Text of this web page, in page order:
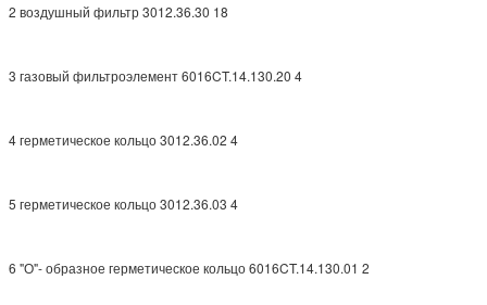
2 воздушный фильтр 3012.36.30 18
3 газовый фильтроэлемент 6016CT.14.130.20 4
4 герметическое кольцо 3012.36.02 4
5 герметическое кольцо 3012.36.03 4
6 "О"- образное герметическое кольцо 6016CT.14.130.01 2